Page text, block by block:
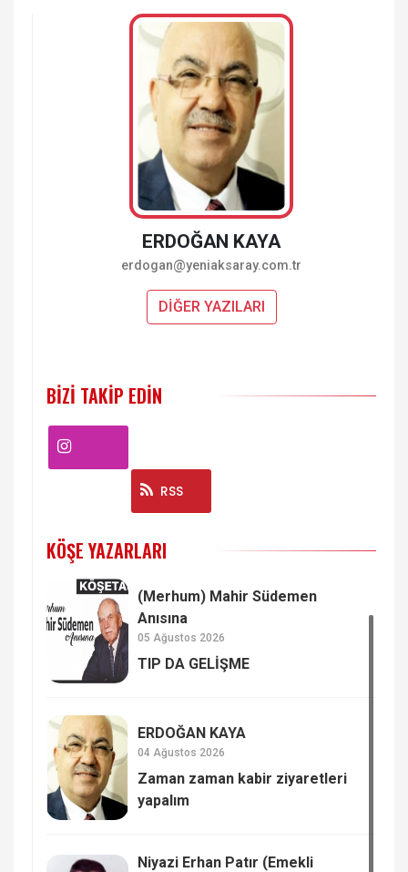
ERDOĞAN KAYA
erdogan@yeniaksaray.com.tr
DİĞER YAZILARI
BIZI TAKIP EDIN
RSS
KÖŞE YAZARLARI
(Merhum) Mahir Südemen
Anısına
05 Ağustos 2026
TIP DA GELİŞME
ERDOĞAN KAYA
04 Ağustos 2026
Zaman zaman kabir ziyaretleri
yapalım
Niyazi Erhan Patır (Emekli